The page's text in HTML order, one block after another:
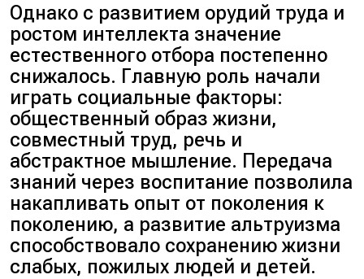
Однако с развитием орудий труда и
ростом интеллекта значение
естественного отбора постепенно
снижалось. Главную роль начали
играть социальные факторы:
общественный образ жизни,
совместный труд, речь и
абстрактное мышление. Передача
знаний через воспитание позволила
накапливать опыт от поколения к
поколению, а развитие альтруизма
способствовало сохранению жизни
слабых, пожилых людей и детей.